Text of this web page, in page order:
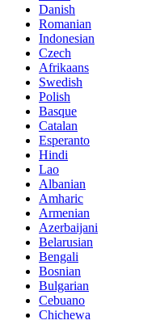
Danish
Romanian
Indonesian
Czech
Afrikaans
Swedish
Polish
Basque
Catalan
Esperanto
Hindi
Lao
Albanian
Amharic
Armenian
Azerbaijani
Belarusian
Bengali
Bosnian
Bulgarian
Cebuano
Chichewa